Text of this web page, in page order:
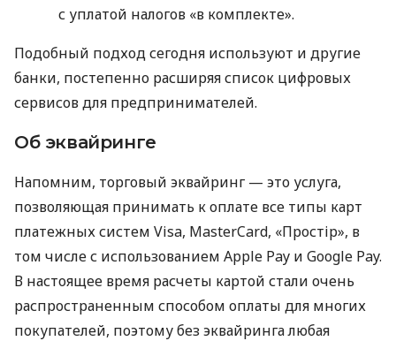
с уплатой налогов «в комплекте».
Подобный подход сегодня используют и другие
банки, постепенно расширяя список цифровых
сервисов для предпринимателей.
Об эквайринге
Напомним, торговый эквайринг — это услуга,
позволяющая принимать к оплате все типы карт
платежных систем Visa, MasterCard, «Простір», в
том числе с использованием Apple Pay и Google Pay.
В настоящее время расчеты картой стали очень
распространенным способом оплаты для многих
покупателей, поэтому без эквайринга любая